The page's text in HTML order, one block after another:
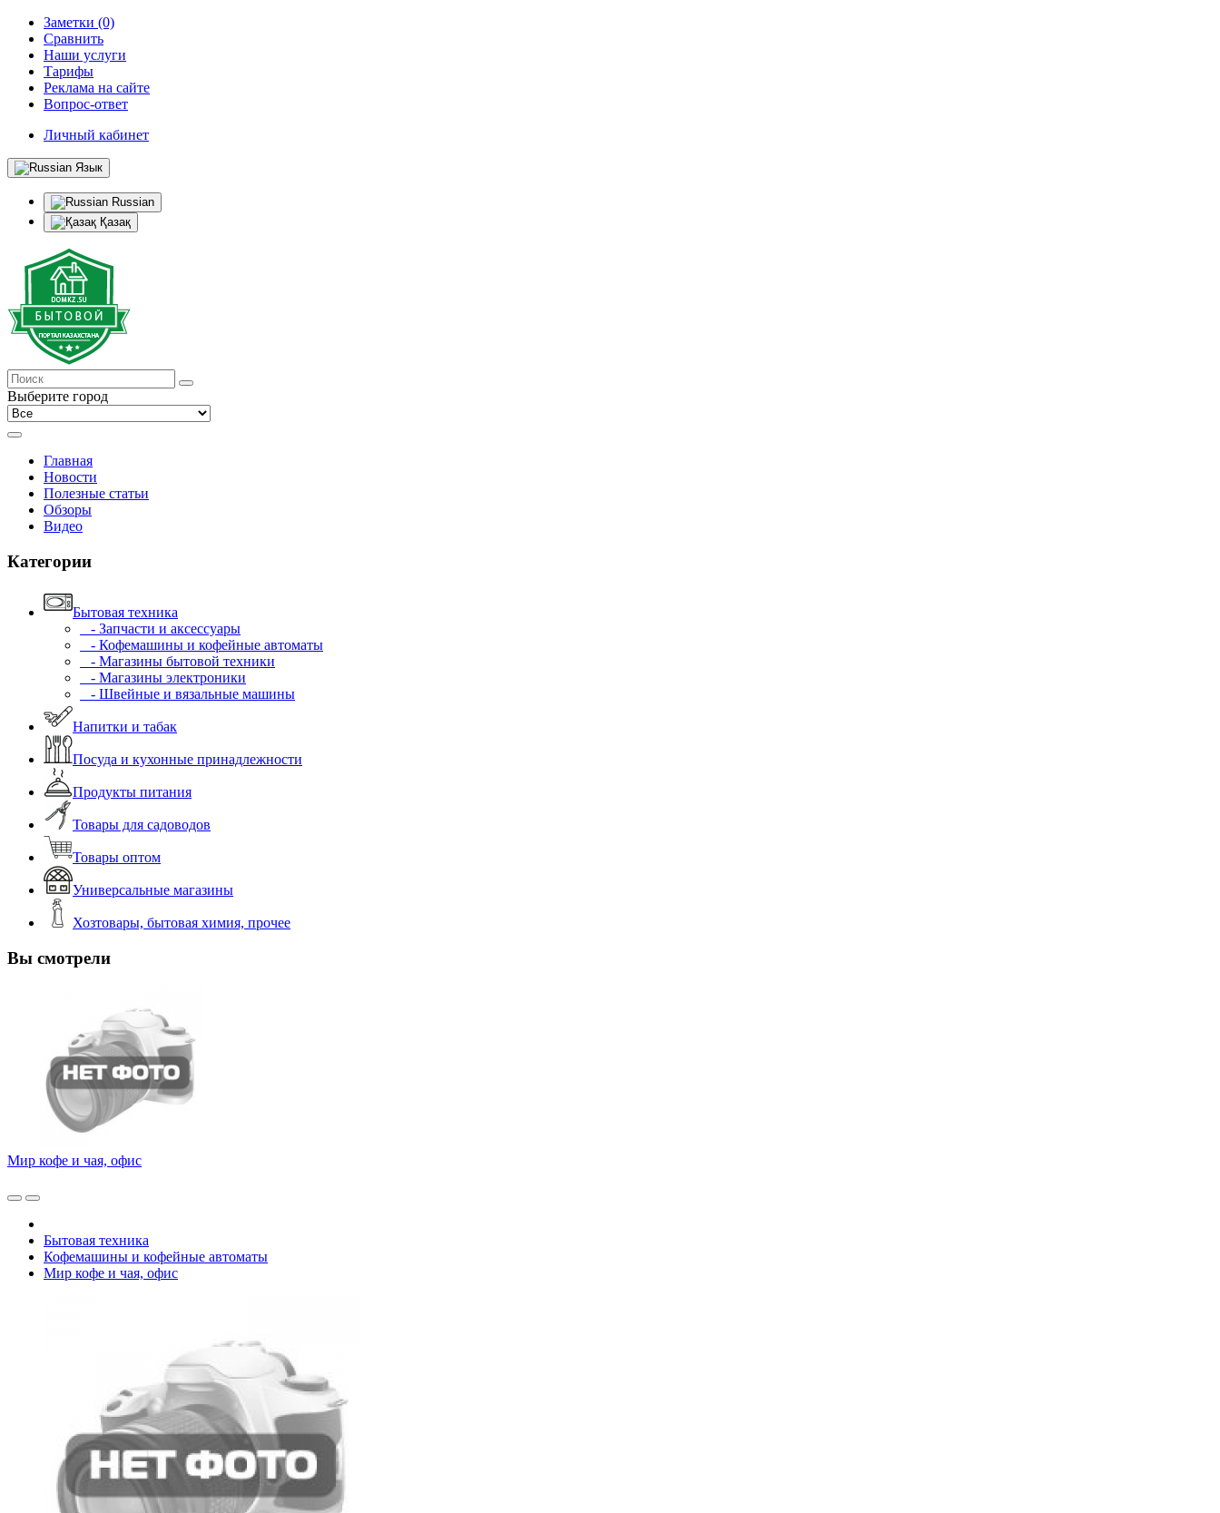
Заметки (0)
Сравнить
Наши услуги
Тарифы
Реклама на сайте
Вопрос-ответ
Личный кабинет
Язык
Russian
Қазақ
Выберите город
Главная
Новости
Полезные статьи
Обзоры
Видео
Категории
Бытовая техника
- Запчасти и аксессуары
- Кофемашины и кофейные автоматы
- Магазины бытовой техники
- Магазины электроники
- Швейные и вязальные машины
Напитки и табак
Посуда и кухонные принадлежности
Продукты питания
Товары для садоводов
Товары оптом
Универсальные магазины
Хозтовары, бытовая химия, прочее
Вы смотрели
Мир кофе и чая, офис
Бытовая техника
Кофемашины и кофейные автоматы
Мир кофе и чая, офис